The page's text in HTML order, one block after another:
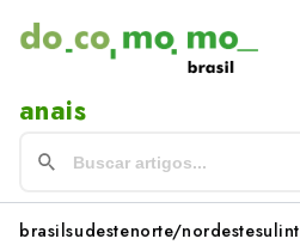
anais
brasilsudestenorte/nordestesulint